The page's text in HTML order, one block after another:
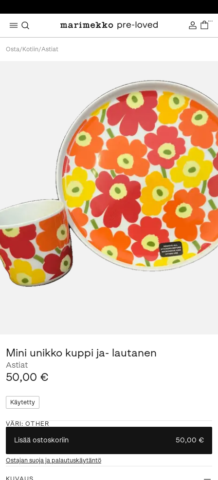
...
Osta/ Kotiin/Astiat
Mini unikko kuppi ja- lautanen
Astiat
50,00 €
Käytetty
VÄRI :OTHER
Lisää ostoskoriin 50,00 €
Ostajan suoja ja palautuskäytäntö